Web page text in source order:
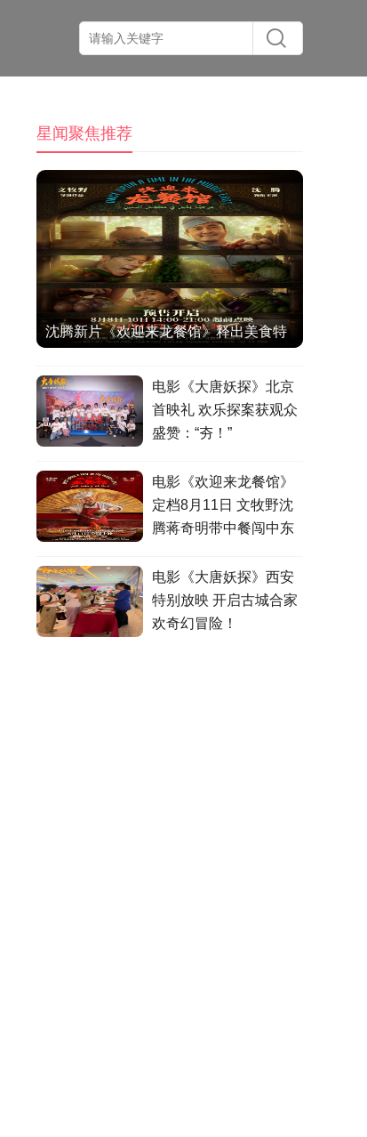
星闻聚焦推荐
沈腾新片《欢迎来龙餐馆》释出美食特
电影《大唐妖探》北京
首映礼 欢乐探案获观众
盛赞：“夯！”
电影《欢迎来龙餐馆》
定档8月11日 文牧野沈
腾蒋奇明带中餐闯中东
电影《大唐妖探》西安
特别放映 开启古城合家
欢奇幻冒险！